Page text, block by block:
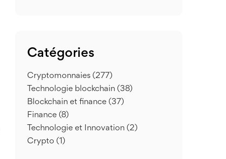
Catégories
Cryptomonnaies (277)
Technologie blockchain (38)
Blockchain et finance (37)
Finance (8)
Technologie et Innovation (2)
Crypto (1)